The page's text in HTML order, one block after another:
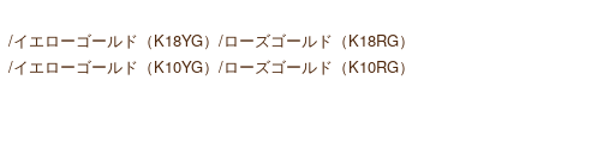
エローゴールド（K18YG）/ローズゴールド（K18RG）
エローゴールド（K10YG）/ローズゴールド（K10RG）